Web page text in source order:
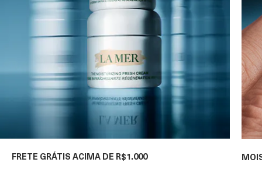
FRETE GRÁTIS ACIMA DE R$1.000